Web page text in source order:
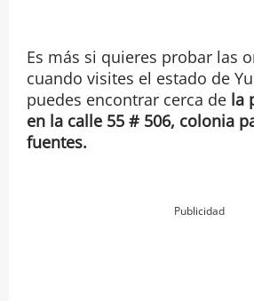
Es más si quieres probar las
cuando visites el estado de
puedes encontrar cerca de la
en la calle 55 # 506, colonia
fuentes.
Publicidad